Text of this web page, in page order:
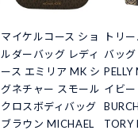
マイケルコース ショ
ルダーバッグ レディ
ース エミリア MK シ
グネチャー スモール
クロスボディバッグ
ブラウン MICHAEL
トリ
バッ
イビ
TORY